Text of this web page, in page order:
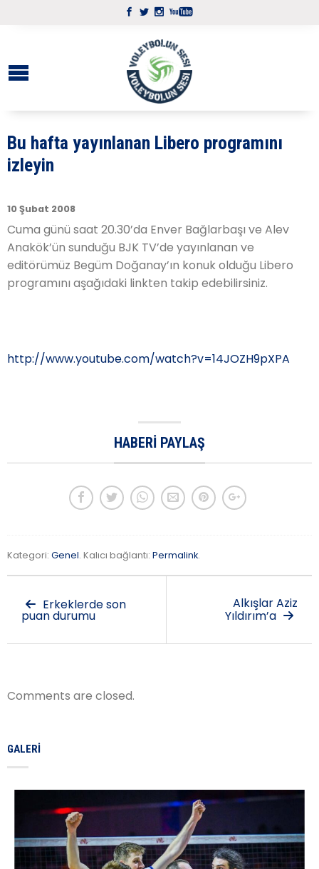
Bu hafta yayınlanan Libero programını
izleyin
10 Şubat 2008
Cuma günü saat 20.30’da Enver Bağlarbaşı ve Alev
Anakök’ün sunduğu BJK TV’de yayınlanan ve
editörümüz Begüm Doğanay’ın konuk olduğu Libero
programını aşağıdaki linkten takip edebilirsiniz.
http://www.youtube.com/watch?v=14JOZH9pXPA
HABERI PAYLAŞ
Kategori: Genel. Kalıcı bağlantı: Permalink.
Erkeklerde son
puan durumu
Alkışlar Aziz
Yıldırım’a
Comments are closed.
GALERI